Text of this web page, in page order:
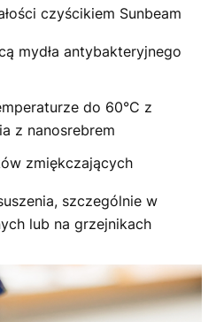
czyścikiem Sunbeam
mydła antybakteryjnego
do 60°C z
z nanosrebrem
zmiękczających
szczególnie w
lub na grzejnikach